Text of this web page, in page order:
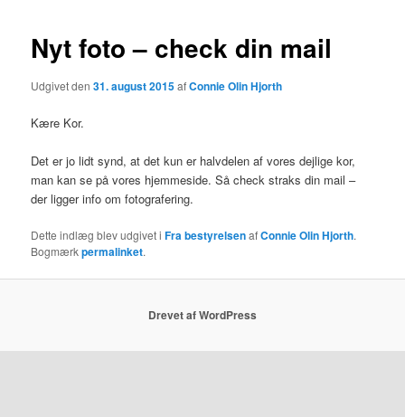
Nyt foto – check din mail
Udgivet den31. august 2015afConnie Olin Hjorth
Kære Kor.
Det er jo lidt synd, at det kun er halvdelen af vores dejlige kor,
man kan se på vores hjemmeside. Så check straks din mail –
der ligger info om fotografering.
Dette indlæg blev udgivet iFra bestyrelsenafConnie Olin Hjorth.
Bogmærkpermalinket.
Drevet af WordPress